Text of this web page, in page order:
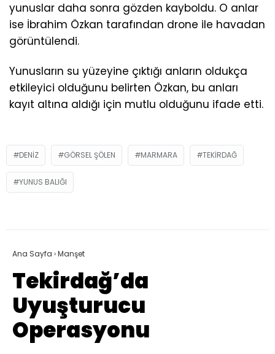
yunuslar daha sonra gözden kayboldu. O anlar
ise İbrahim Özkan tarafından drone ile havadan
görüntülendi.
Yunusların su yüzeyine çıktığı anların oldukça
etkileyici olduğunu belirten Özkan, bu anları
kayıt altına aldığı için mutlu olduğunu ifade etti.
DENIZ GÖRSEL ŞÖLEN MARMARA TEKIRDAĞ
YUNUS BALIĞI
Ana Sayfa ›Manşet
Tekirdağ’da
Uyuşturucu
Operasyonu